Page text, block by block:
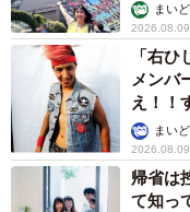
まい
2026.08.09
「右
メンバ
え！！
まい
2026.08.09
帰省は
て知っ